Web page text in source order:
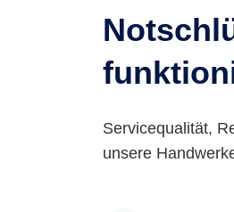
Servicequalität,
unsere